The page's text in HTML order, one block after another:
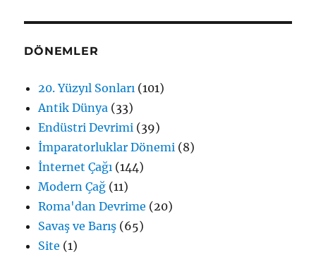
DÖNEMLER
20. Yüzyıl Sonları (101)
Antik Dünya (33)
Endüstri Devrimi (39)
İmparatorluklar Dönemi (8)
İnternet Çağı (144)
Modern Çağ (11)
Roma'dan Devrime (20)
Savaş ve Barış (65)
Site (1)